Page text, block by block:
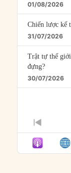
01/08/2026
Chiến lược kế
31/07/2026
Trật tự thế
đựng?
30/07/2026